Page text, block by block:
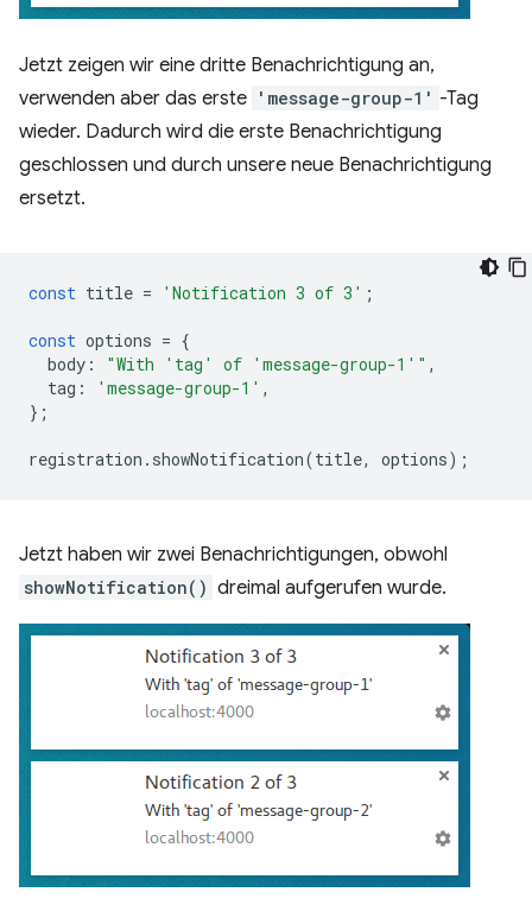
Jetzt zeigen wir eine dritte Benachrichtigung an,
verwenden aber das erste 'message-group-1' -Tag
wieder. Dadurch wird die erste Benachrichtigung
geschlossen und durch unsere neue Benachrichtigung
ersetzt.
const title = 'Notification 3 of 3' ;
const options = {
body : "With 'tag' of 'message-group-1'" ,
tag : 'message-group-1' ,
};
registration . showNotification(title, options);
Jetzt haben wir zwei Benachrichtigungen, obwohl
showNotification() dreimal aufgerufen wurde.